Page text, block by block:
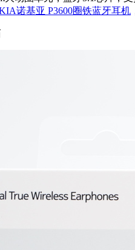
诺基亚 P3600圈铁蓝牙耳机